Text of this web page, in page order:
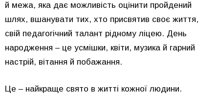
й межа, яка дає можливість оцінити пройдений
шлях, вшанувати тих, хто присвятив своє життя,
свій педагогічний талант рідному ліцею. День
народження – це усмішки, квіти, музика й гарний
настрій, вітання й побажання.
Це – найкраще свято в житті кожної людини.